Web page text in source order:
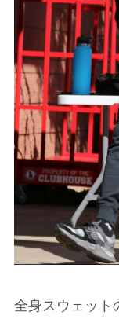
全身スウェット